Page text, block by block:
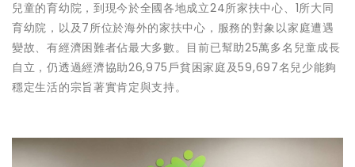
兒童的育幼院，到現今於全國各地成立24所家扶中心、1所大同
育幼院，以及7所位於海外的家扶中心，服務的對象以家庭遭遇
變故、有經濟困難者佔最大多數。目前已幫助25萬多名兒童成長
自立，仍透過經濟協助26,975戶貧困家庭及59,697名兒少能夠
穩定生活的宗旨著實肯定與支持。